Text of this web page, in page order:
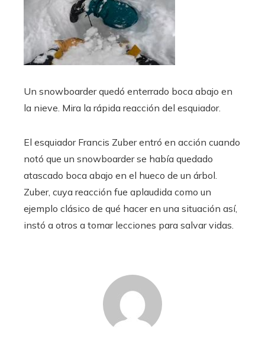
Un snowboarder quedó enterrado boca abajo en
la nieve. Mira la rápida reacción del esquiador.
El esquiador Francis Zuber entró en acción cuando
notó que un snowboarder se había quedado
atascado boca abajo en el hueco de un árbol.
Zuber, cuya reacción fue aplaudida como un
ejemplo clásico de qué hacer en una situación así,
instó a otros a tomar lecciones para salvar vidas.